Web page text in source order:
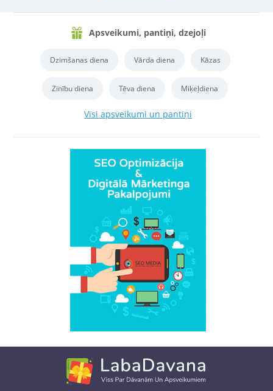
Apsveikumi, pantiņi, dzejoļi
Dzimšanas diena Vārda diena Kāzas
Zinību diena Tēva diena Miķeļdiena
Visi apsveikumi un pantiņi